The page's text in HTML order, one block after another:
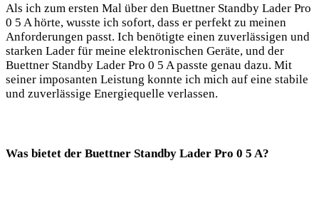
Als ich ⁣zum ersten Mal über‍ den Buettner ‌Standby Lader ⁣Pro
0 5 A⁣ hörte, wusste⁤ ich sofort,​ dass er ⁢perfekt zu meinen
Anforderungen passt. ⁢Ich benötigte einen zuverlässigen und
starken Lader für meine elektronischen Geräte, und der
⁢Buettner Standby Lader Pro 0 ⁣5 A passte genau dazu. Mit ​
seiner ⁤imposanten Leistung konnte ich ‍mich auf eine stabile​
und zuverlässige⁤ Energiequelle verlassen.‌
Was bietet der Buettner Standby Lader Pro 0 5 A?